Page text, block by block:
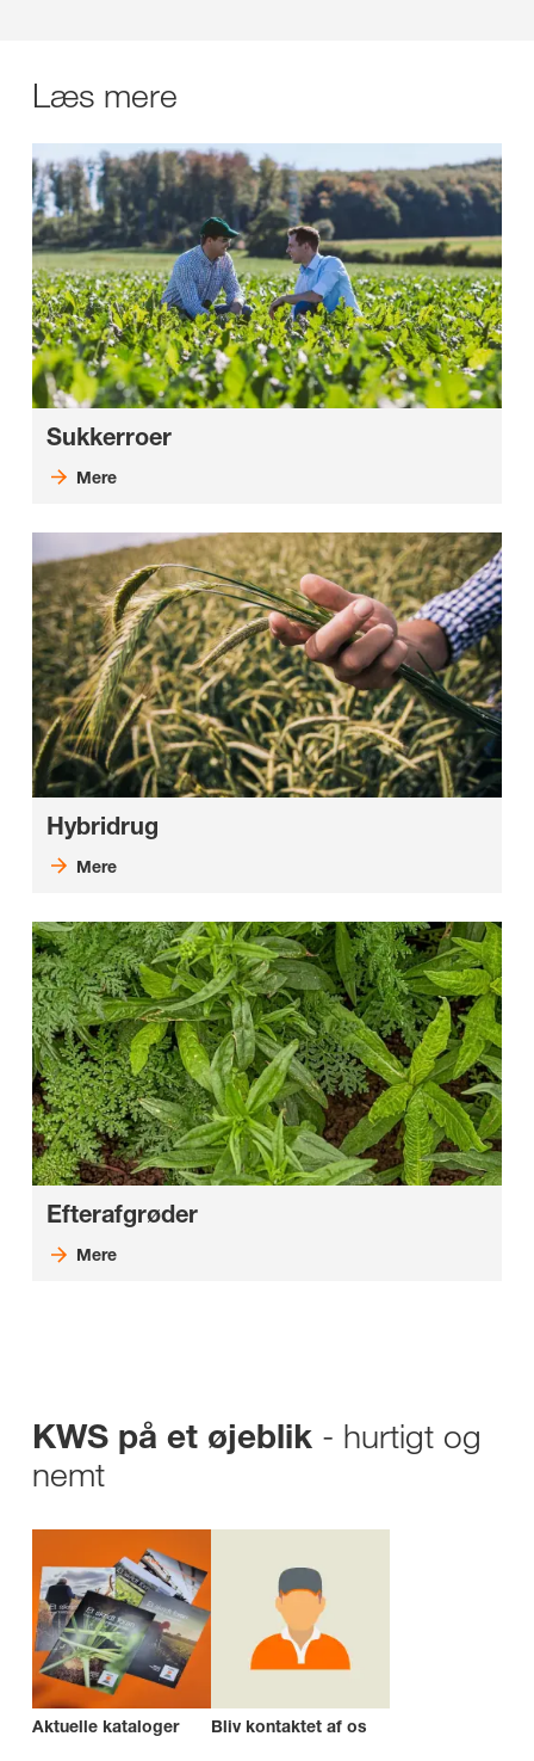
Læs mere
Sukkerroer
Mere
Hybridrug
Mere
Efterafgrøder
Mere
KWS på et øjeblik - hurtigt og
nemt
Aktuelle kataloger Bliv kontaktet af os